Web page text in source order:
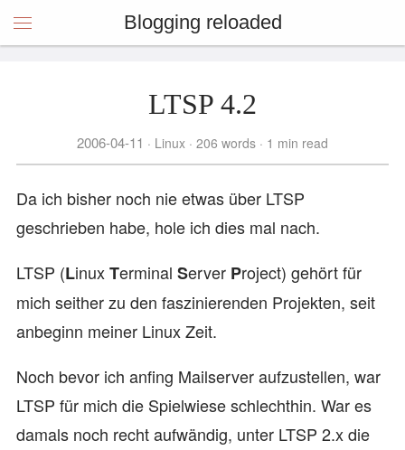
Blogging reloaded
LTSP 4.2
2006-04-11 Linux 206 words 1 min read
Da ich bisher noch nie etwas über LTSP
geschrieben habe, hole ich dies mal nach.
LTSP (LinuxTerminal Server Project) gehört für
mich seither zu den faszinierenden Projekten, seit
anbeginn meiner Linux Zeit.
Noch bevor ich anfing Mailserver aufzustellen, war
LTSP für mich die Spielwiese schlechthin. War es
damals noch recht aufwändig, unter LTSP 2.x die